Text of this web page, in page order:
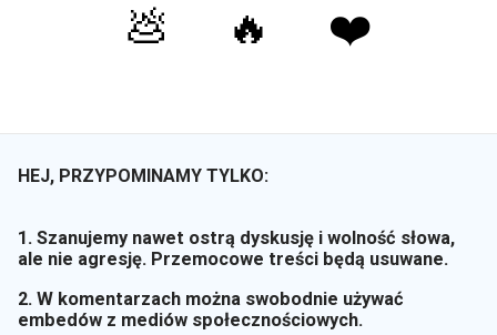
💩 🔥 ❤️
HEJ, PRZYPOMINAMY TYLKO:
1. Szanujemy nawet ostrą dyskusję i wolność słowa,
ale nie agresję. Przemocowe treści będą usuwane.
2. W komentarzach można swobodnie używać
embedów z mediów społecznościowych.